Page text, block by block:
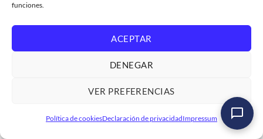
funciones.
ACEPTAR
DENEGAR
VER PREFERENCIAS
Política de cookiesDeclaración de privacidadImpressum
abril 2023(3)